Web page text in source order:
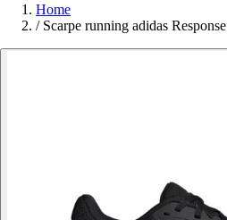
Home
/ Scarpe running adidas Response